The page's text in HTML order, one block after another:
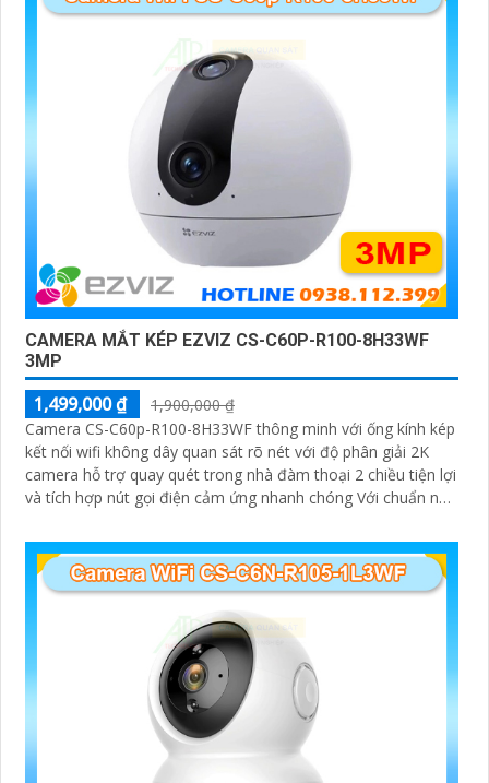
CAMERA MẮT KÉP EZVIZ CS-C60P-R100-8H33WF
3MP
1,499,000 ₫
1,900,000 ₫
Camera CS-C60p-R100-8H33WF thông minh với ống kính kép
kết nối wifi không dây quan sát rõ nét với độ phân giải 2K
camera hỗ trợ quay quét trong nhà đàm thoại 2 chiều tiện lợi
và tích hợp nút gọi điện cảm ứng nhanh chóng Với chuẩn nén
trữ hiệu quả